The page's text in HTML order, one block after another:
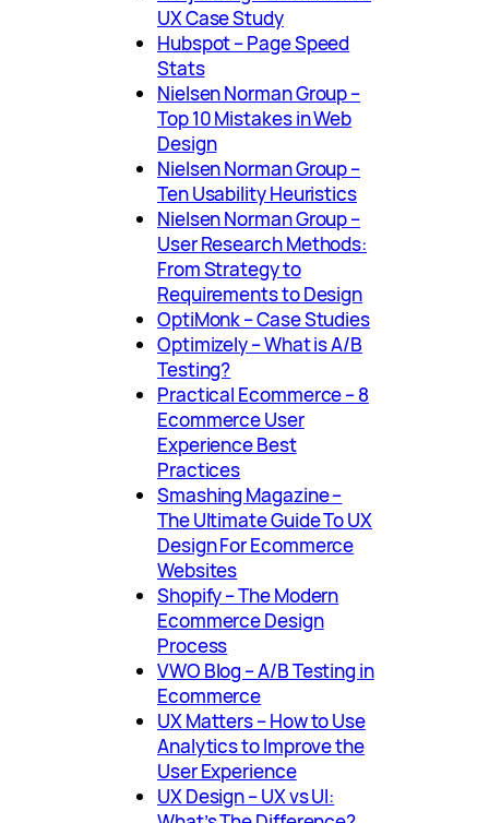
UX Case Study
Hubspot – Page Speed
Stats
Nielsen Norman Group –
Top 10 Mistakes in Web
Design
Nielsen Norman Group –
Ten Usability Heuristics
Nielsen Norman Group –
User Research Methods:
From Strategy to
Requirements to Design
OptiMonk – Case Studies
Optimizely – What is A/B
Testing?
Practical Ecommerce – 8
Ecommerce User
Experience Best
Practices
Smashing Magazine –
The Ultimate Guide To UX
Design For Ecommerce
Websites
Shopify – The Modern
Ecommerce Design
Process
VWO Blog – A/B Testing in
Ecommerce
UX Matters – How to Use
Analytics to Improve the
User Experience
UX Design – UX vs UI: